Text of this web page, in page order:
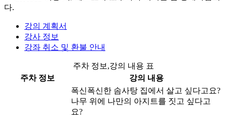
다.
강의 계획서
강사 정보
강좌 취소 및 환불 안내
주차 정보,강의 내용 표
주차 정보
강의 내용
폭신폭신한 솜사탕 집에서 살고 싶다고요?
나무 위에 나만의 아지트를 짓고 싶다고
요?